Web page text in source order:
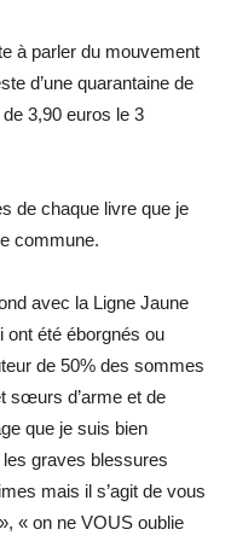
à parler du mouvement
d’une quarantaine de
3,90 euros le 3
de chaque livre que je
commune.
avec la Ligne Jaune
ont été éborgnés ou
de 50% des sommes
sœurs d’arme et de
que je suis bien
graves blessures
mais il s’agit de vous
« on ne VOUS oublie